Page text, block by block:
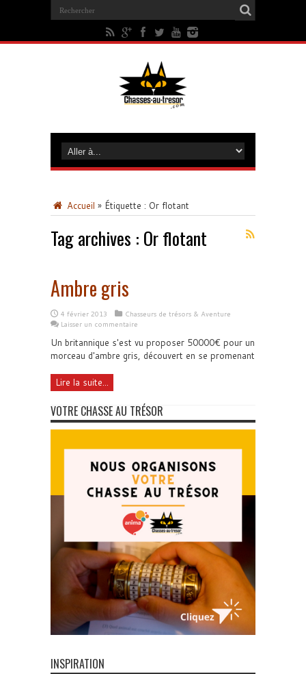
Accueil » Étiquette : Or flotant
Tag archives : Or flotant
Ambre gris
4 février 2013
Chasseurs de trésors & Aventure
Laisser un commentaire
Un britannique s'est vu proposer 50000€ pour un
morceau d'ambre gris, découvert en se promenant
Lire la suite...
VOTRE CHASSE AU TRÉSOR
INSPIRATION